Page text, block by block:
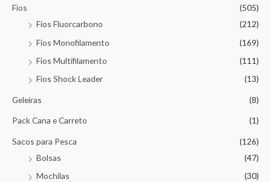
Fios
(505)
Fios Fluorcarbono
(212)
Fios Monofilamento
(169)
Fios Multifilamento
(111)
Fios Shock Leader
(13)
Geleiras (8)
Pack Cana e Carreto (1)
Sacos para Pesca
(126)
Bolsas
(47)
Mochilas
(30)